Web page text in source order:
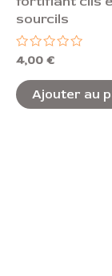
sourcils
Note
sur
5
4,00 €
Ajouter au